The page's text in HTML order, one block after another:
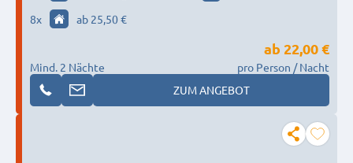
8x ab 25,50 €
Mind. 2 Nächte
ab 22,00 €
pro Person / Nacht
ZUM ANGEBOT